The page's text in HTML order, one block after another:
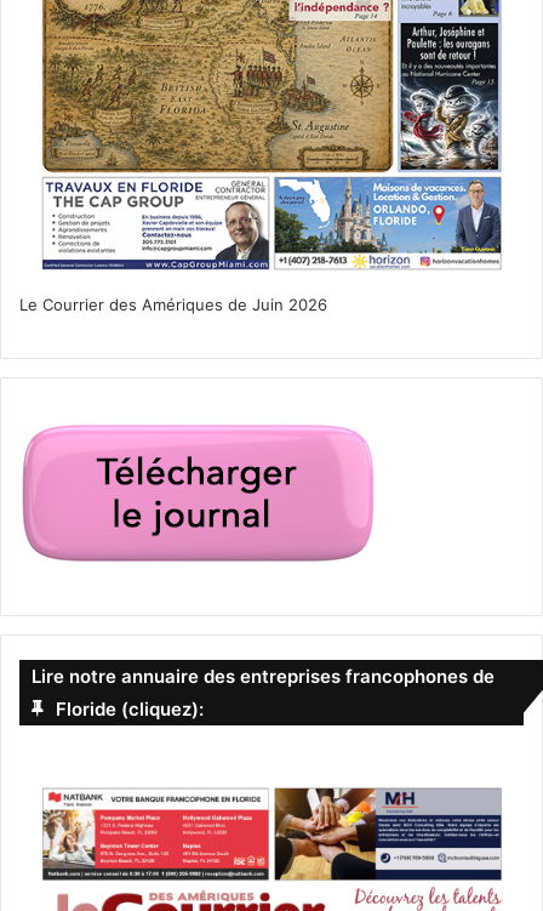
Le Courrier des Amériques de Juin 2026
Lire notre annuaire des entreprises francophones de
Floride (cliquez):